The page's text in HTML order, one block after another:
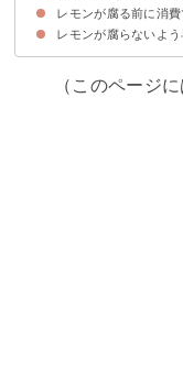
①1〜2週間内に食べ
②カット済みや長期
レモンが腐る前に消
①レモン麹
②レモンの鶏肉煮込
③レモンの蜂蜜漬け
レモンが腐らないよ
（このページ